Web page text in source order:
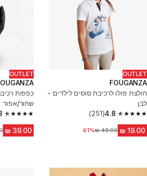
OUTLET
FOUGANZA
חולצת פולו לרכיבת סוסים לילדים -
לבן
4.8
4.8 out of 5 stars from 251 reviews
(251)
מחיר לפני הנחה‏49.00 ₪
61%
OUTLET
שחור/אפור
4.8 out of 5 stars from 118 reviews
‏49.00 ₪